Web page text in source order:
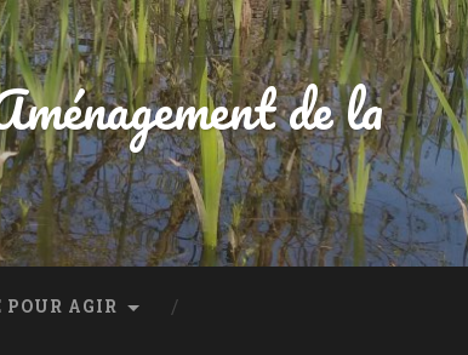
de la
POUR AGIR